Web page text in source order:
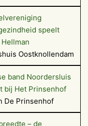
speelt
Oostknollendam
band Noordersluis
bij Het Prinsenhof
De Prinsenhof
– de